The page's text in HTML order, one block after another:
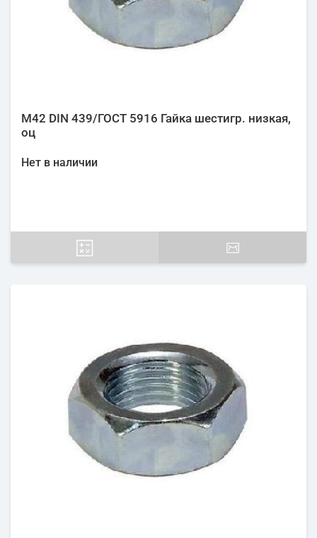
М42 DIN 439/ГОСТ 5916 Гайка шестигр. низкая,
оц
Нет в наличии